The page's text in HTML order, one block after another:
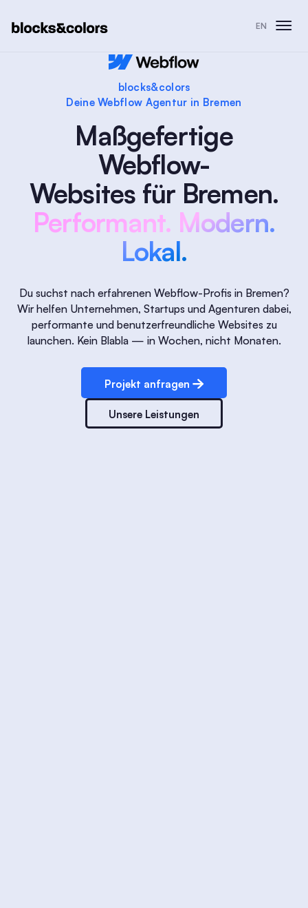
EN
blocks&colors
Deine Webflow Agentur in Bremen
Maßgefertige
Webflow-
Websites für Bremen.
Performant. Modern.
Lokal.
Du suchst nach erfahrenen Webflow-Profis in Bremen?
Wir helfen Unternehmen, Startups und Agenturen dabei,
performante und benutzerfreundliche Websites zu
launchen. Kein Blabla — in Wochen, nicht Monaten.
Projekt anfragen
Unsere Leistungen